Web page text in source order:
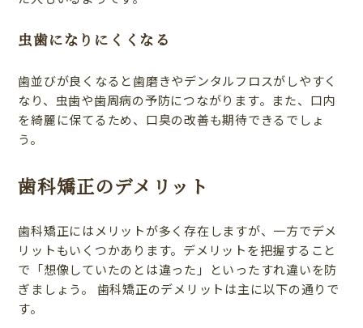
虫歯になりにくくなる
歯並びが良くなると歯磨きやデンタルフロスがしやすく
なり、虫歯や歯周病の予防につながります。また、口内
を綺麗に保てるため、口臭の改善も期待できるでしょ
う。
歯科矯正のデメリット
歯科矯正にはメリットが多く存在しますが、一方でデメ
リットもいくつかあります。デメリットを把握すること
で「想像していたのとは違った」といったすれ違いを防
ぎましょう。 歯科矯正のデメリットは主に以下の通りで
す。